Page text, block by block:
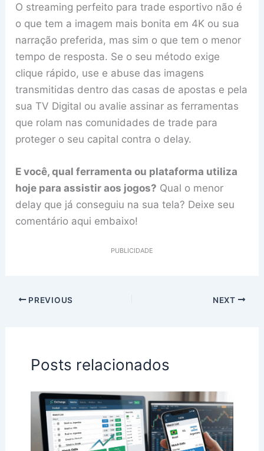
O streaming perfeito para trade esportivo não é
o que tem a imagem mais bonita em 4K ou sua
narração preferida, mas sim o que tem o menor
tempo de resposta. Se o seu método exige
clique rápido, use e abuse das imagens
transmitidas dentro das casas de apostas e pela
sua TV Digital ou avalie assinar as ferramentas
que rolam nas comunidades de trade para
proteger o seu capital contra o delay.
E você, qual ferramenta ou plataforma utiliza
hoje para assistir aos jogos? Qual o menor
delay que já conseguiu na sua tela? Deixe seu
comentário aqui embaixo!
PUBLICIDADE
PREVIOUS NEXT
Posts relacionados